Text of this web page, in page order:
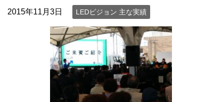
2015年11月3日 LEDビジョン 主な実績